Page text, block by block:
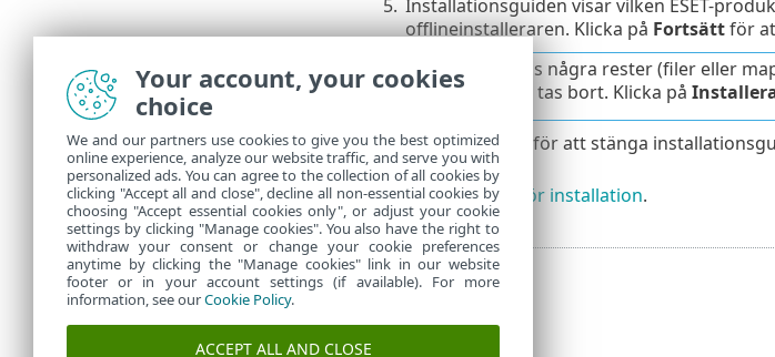
5. Installationsguiden visar vilken ESET-
offlineinstalleraren. Klicka på Fortsättför
Om det finns några rester (filer eller
tillåta att de tas bort. Klicka på
6. Klicka påKlart för att stänga
Felsökning för installation.
Your account, your cookies
choice
We and our partners use cookies to give you the best optimized
online experience, analyze our website traffic, and serve you with
personalized ads. You can agree to the collection of all cookies by
clicking "Accept all and close", decline all non-essential cookies by
choosing "Accept essential cookies only", or adjust your cookie
settings by clicking "Manage cookies". You also have the right to
withdraw your consent or change your cookie preferences
anytime by clicking the "Manage cookies" link in our website
footer or in your account settings (if available). For more
information, see ourCookie Policy.
ACCEPT ALL AND CLOSE